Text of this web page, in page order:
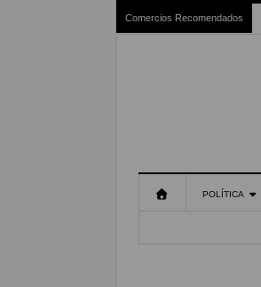
Comercios Recomendados
POLÍTICA